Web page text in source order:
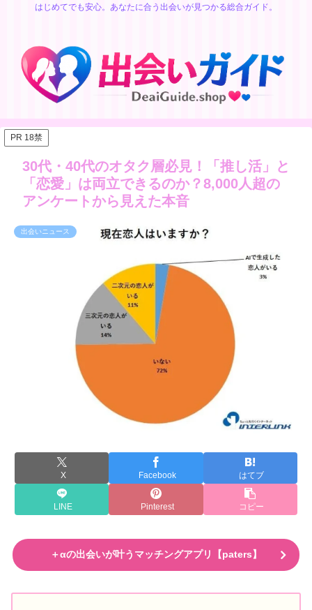
はじめてでも安心。あなたに合う出会いが見つかる総合ガイド。
PR 18禁
30代・40代のオタク層必見！「推し活」と
「恋愛」は両立できるのか？8,000人超の
アンケートから見えた本音
出会いニュース
X Facebook はてブ
LINE Pinterest コピー
＋αの出会いが叶うマッチングアプリ【paters】